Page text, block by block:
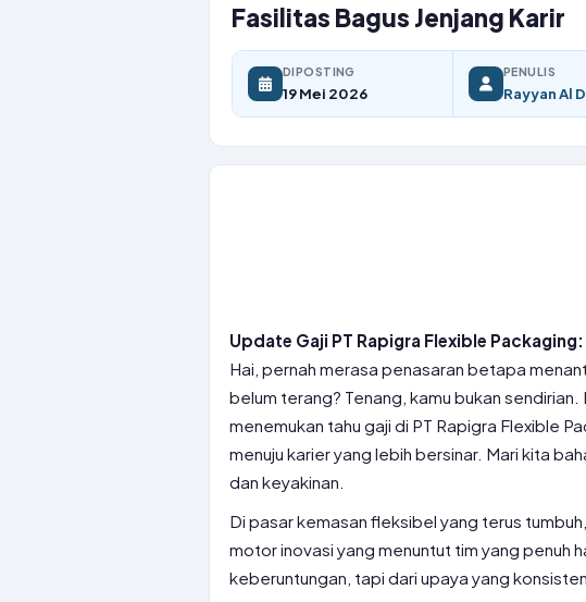
Fasilitas Bagus Jenjang Karir
DIPOSTING
19 Mei 2026
PENULIS
Rayyan Al
Update Gaji PT Rapigra Flexible
Hai, pernah merasa penasaran betapa
belum terang? Tenang, kamu bukan
menemukan tahu gaji di PT Rapigra Flexible
menuju karier yang lebih bersinar. Mari kita
dan keyakinan.
Di pasar kemasan fleksibel yang terus
motor inovasi yang menuntut tim yang penuh
keberuntungan, tapi dari upaya yang